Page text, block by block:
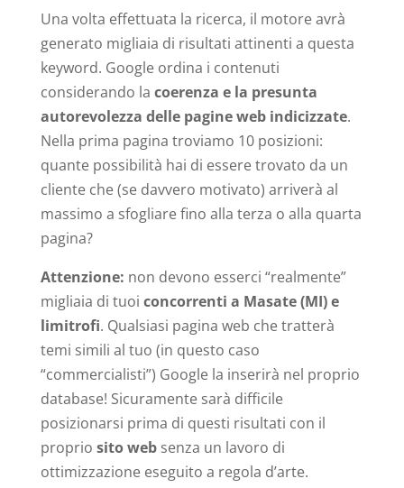
Una volta effettuata la ricerca, il motore avrà
generato migliaia di risultati attinenti a questa
keyword. Google ordina i contenuti
considerando la coerenza e la presunta
autorevolezza delle pagine web indicizzate.
Nella prima pagina troviamo 10 posizioni:
quante possibilità hai di essere trovato da un
cliente che (se davvero motivato) arriverà al
massimo a sfogliare fino alla terza o alla quarta
pagina?
Attenzione: non devono esserci “realmente”
migliaia di tuoi concorrenti a Masate (MI) e
limitrofi. Qualsiasi pagina web che tratterà
temi simili al tuo (in questo caso
“commercialisti”) Google la inserirà nel proprio
database! Sicuramente sarà difficile
posizionarsi prima di questi risultati con il
proprio sito websenza un lavoro di
ottimizzazione eseguito a regola d’arte.